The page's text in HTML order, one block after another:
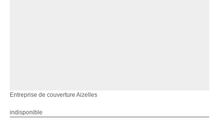
Entreprise de couverture Aizelles
indisponible